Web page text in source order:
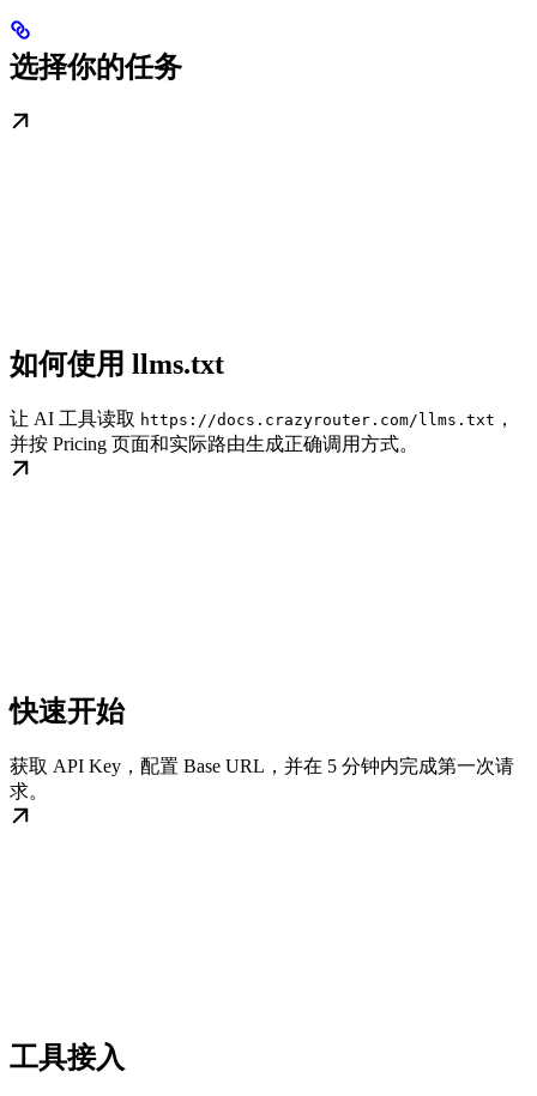
选择你的任务
如何使用 llms.txt
让 AI 工具读取 https://docs.crazyrouter.com/llms.txt ，
并按 Pricing 页面和实际路由生成正确调用方式。
快速开始
获取 API Key，配置 Base URL，并在 5 分钟内完成第一次请
求。
工具接入